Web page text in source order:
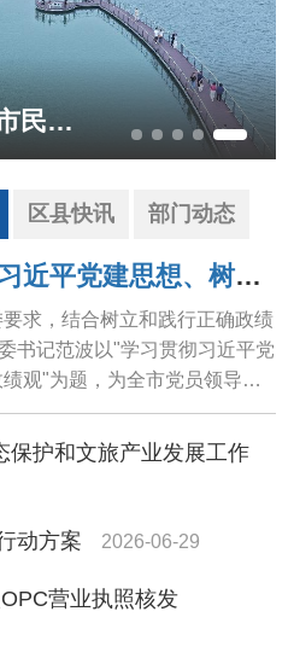
镜湖生态公园内市民沿着明月栈道悠然散步
区县快讯 部门动态
范波讲授"学习贯彻习近平党建思想、树立和践行正确政绩观"专题党课
求，结合树立和践行正确政绩
书记范波以"学习贯彻习近平党
观"为题，为全市党员领导干
坚持用习近平党建思想武装头
牢固树立和践...
保护和文旅产业发展工作
动方案 2026-06-29
营业执照核发